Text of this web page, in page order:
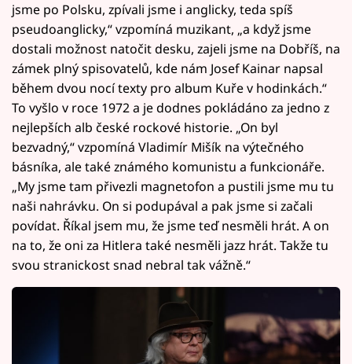
jsme po Polsku, zpívali jsme i anglicky, teda spíš
pseudoanglicky,“ vzpomíná muzikant, „a když jsme
dostali možnost natočit desku, zajeli jsme na Dobříš, na
zámek plný spisovatelů, kde nám Josef Kainar napsal
během dvou nocí texty pro album Kuře v hodinkách.“
To vyšlo v roce 1972 a je dodnes pokládáno za jedno z
nejlepších alb české rockové historie. „On byl
bezvadný,“ vzpomíná Vladimír Mišík na výtečného
básníka, ale také známého komunistu a funkcionáře.
„My jsme tam přivezli magnetofon a pustili jsme mu tu
naši nahrávku. On si podupával a pak jsme si začali
povídat. Říkal jsem mu, že jsme teď nesměli hrát. A on
na to, že oni za Hitlera také nesměli jazz hrát. Takže tu
svou stranickost snad nebral tak vážně.“